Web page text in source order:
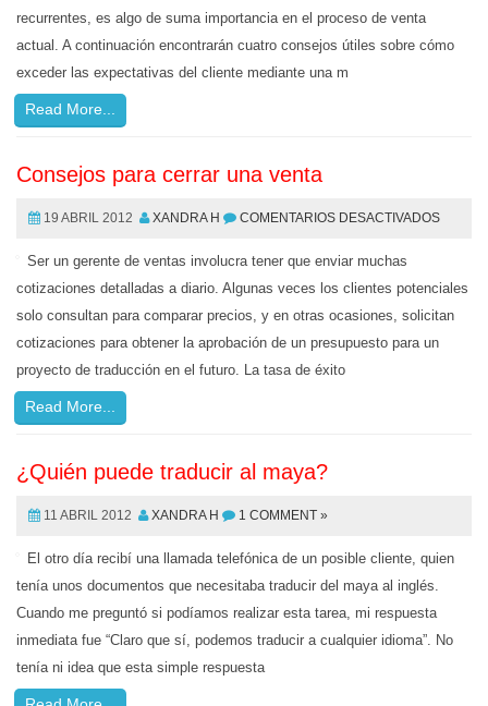
recurrentes, es algo de suma importancia en el proceso de venta
actual. A continuación encontrarán cuatro consejos útiles sobre cómo
exceder las expectativas del cliente mediante una m
Read More...
Consejos para cerrar una venta
19 ABRIL 2012 XANDRA H COMENTARIOS DESACTIVADOS
Ser un gerente de ventas involucra tener que enviar muchas
cotizaciones detalladas a diario. Algunas veces los clientes potenciales
solo consultan para comparar precios, y en otras ocasiones, solicitan
cotizaciones para obtener la aprobación de un presupuesto para un
proyecto de traducción en el futuro. La tasa de éxito
Read More...
¿Quién puede traducir al maya?
11 ABRIL 2012 XANDRA H 1 COMMENT »
El otro día recibí una llamada telefónica de un posible cliente, quien
tenía unos documentos que necesitaba traducir del maya al inglés.
Cuando me preguntó si podíamos realizar esta tarea, mi respuesta
inmediata fue “Claro que sí, podemos traducir a cualquier idioma”. No
tenía ni idea que esta simple respuesta